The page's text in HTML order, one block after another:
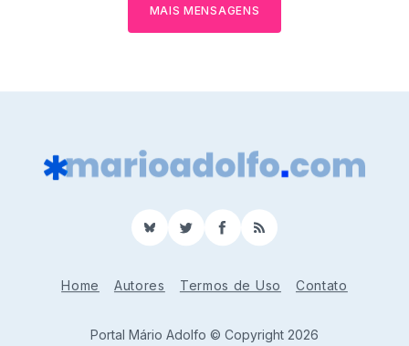
MAIS MENSAGENS
BlueSkyTwitterFacebook
RSS
Home Autores Termos de Uso Contato
Portal Mário Adolfo © Copyright 2026